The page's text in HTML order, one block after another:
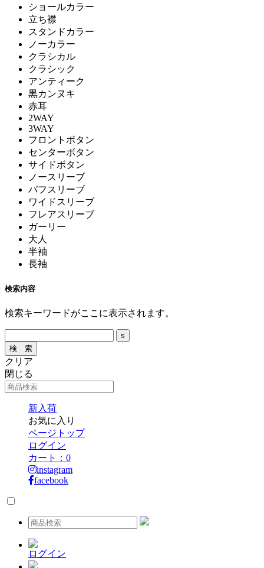
ショールカラー
立ち襟
スタンドカラー
ノーカラー
クラシカル
クラシック
アンティーク
黒カンヌキ
赤耳
2WAY
3WAY
フロントボタン
センターボタン
サイドボタン
ノースリーブ
パフスリーブ
ワイドスリーブ
フレアスリーブ
ガーリー
大人
半袖
長袖
検索内容
検索キーワードがここに表示されます。
クリア
閉じる
新入荷
お気に入り
ページトップ
ログイン
カート： 0
instagram
facebook
ログイン